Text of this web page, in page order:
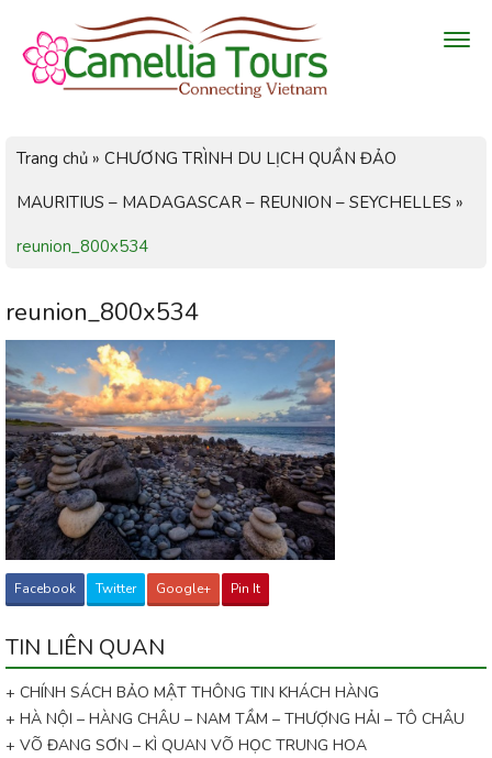
Trang chủ » CHƯƠNG TRÌNH DU LỊCH QUẦN ĐẢO
MAURITIUS – MADAGASCAR – REUNION – SEYCHELLES »
reunion_800x534
reunion_800x534
Facebook Twitter Google+ Pin It
TIN LIÊN QUAN
+ CHÍNH SÁCH BẢO MẬT THÔNG TIN KHÁCH HÀNG
+ HÀ NỘI – HÀNG CHÂU – NAM TẦM – THƯỢNG HẢI – TÔ CHÂU
+ VÕ ĐANG SƠN – KÌ QUAN VÕ HỌC TRUNG HOA